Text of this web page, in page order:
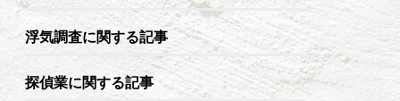
浮気調査に関する記事
探偵業に関する記事